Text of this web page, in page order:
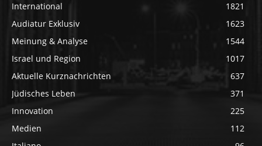
International
1821
Audiatur Exklusiv
1623
Meinung & Analyse
1544
Israel und Region
1017
Aktuelle Kurznachrichten
637
Jüdisches Leben
371
Innovation
225
Medien
112